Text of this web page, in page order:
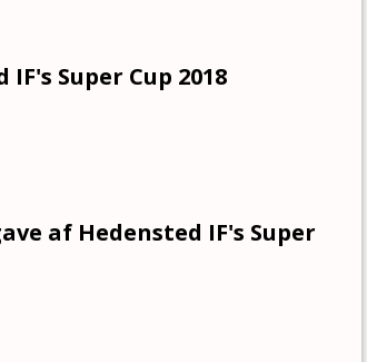
Super Cup 2018
af Hedensted IF's Super